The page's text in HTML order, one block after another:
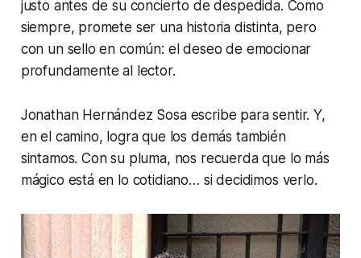
justo antes de su concierto de despedida. Como
siempre, promete ser una historia distinta, pero
con un sello en común: el deseo de emocionar
profundamente al lector.
Jonathan Hernández Sosa escribe para sentir. Y,
en el camino, logra que los demás también
sintamos. Con su pluma, nos recuerda que lo más
mágico está en lo cotidiano… si decidimos verlo.